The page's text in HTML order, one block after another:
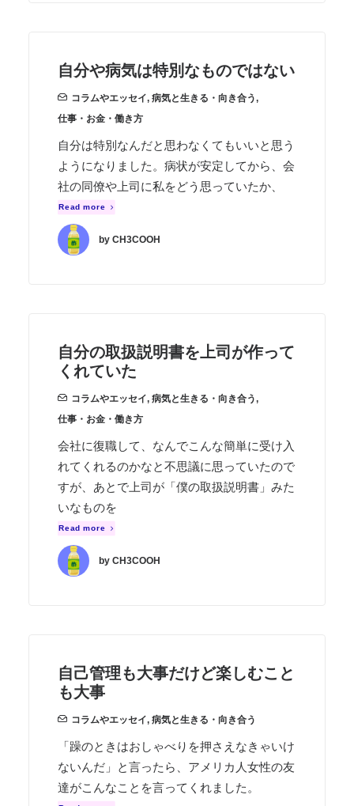
自分や病気は特別なものではない
コラムやエッセイ, 病気と生きる・向き合う,
仕事・お金・働き方
自分は特別なんだと思わなくてもいいと思う
ようになりました。病状が安定してから、会
社の同僚や上司に私をどう思っていたか、
Read more
by CH3COOH
自分の取扱説明書を上司が作って
くれていた
コラムやエッセイ, 病気と生きる・向き合う,
仕事・お金・働き方
会社に復職して、なんでこんな簡単に受け入
れてくれるのかなと不思議に思っていたので
すが、あとで上司が「僕の取扱説明書」みた
いなものを
Read more
by CH3COOH
自己管理も大事だけど楽しむこと
も大事
コラムやエッセイ, 病気と生きる・向き合う
「躁のときはおしゃべりを押さえなきゃいけ
ないんだ」と言ったら、アメリカ人女性の友
達がこんなことを言ってくれました。